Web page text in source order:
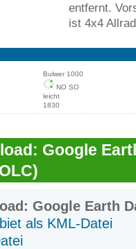
entfernt.
ist 4x4
Bulwer 1000
NO SO
leicht
1830
Google
Google Earth
als KML-Datei